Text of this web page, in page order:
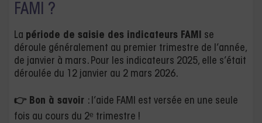
FAMI ?
La période de saisie des indicateurs FAMI se
déroule généralement au premier trimestre de l’année,
de janvier à mars. Pour les indicateurs 2025, elle s’était
déroulée du 12 janvier au 2 mars 2026.
👉 Bon à savoir : l’aide FAMI est versée en une seule
fois au cours du 2ᵉ trimestre !